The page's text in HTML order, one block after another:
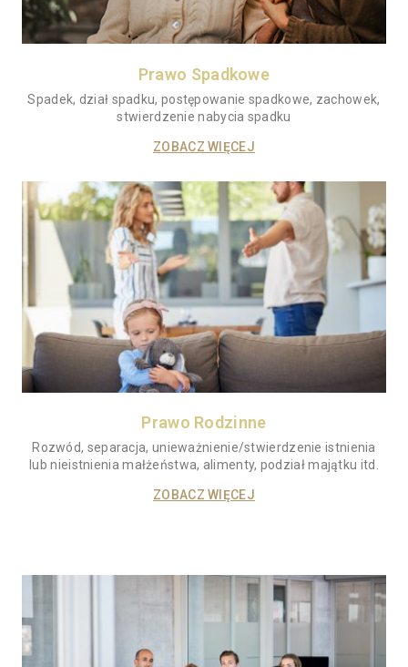
Prawo Spadkowe
Spadek, dział spadku, postępowanie spadkowe, zachowek,
stwierdzenie nabycia spadku
ZOBACZ WIĘCEJ
Prawo Rodzinne
Rozwód, separacja, unieważnienie/stwierdzenie istnienia
lub nieistnienia małżeństwa, alimenty, podział majątku itd.
ZOBACZ WIĘCEJ